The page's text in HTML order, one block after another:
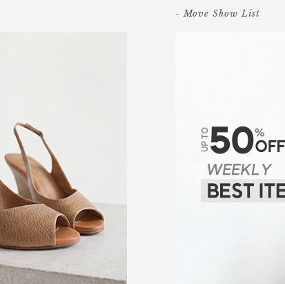
- Move Show List